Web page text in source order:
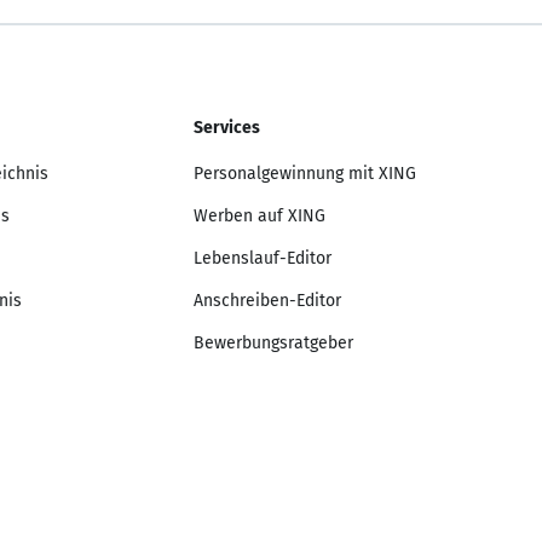
Services
Personalgewinnung mit XING
Werben auf XING
Lebenslauf-Editor
Anschreiben-Editor
Bewerbungsratgeber